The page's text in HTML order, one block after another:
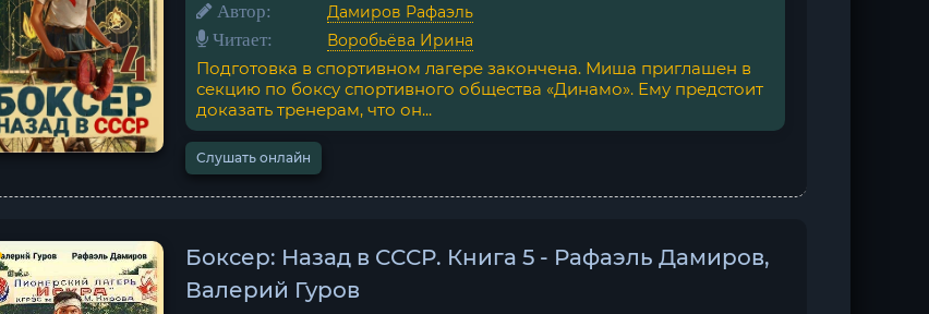
Автор: Дамиров Рафаэль
Читает: Воробьёва Ирина
Подготовка в спортивном лагере закончена. Миша приглашен в
секцию по боксу спортивного общества «Динамо». Ему предстоит
доказать тренерам, что он...
Слушать онлайн
Боксер: Назад в СССР. Книга 5 - Рафаэль Дамиров,
Валерий Гуров